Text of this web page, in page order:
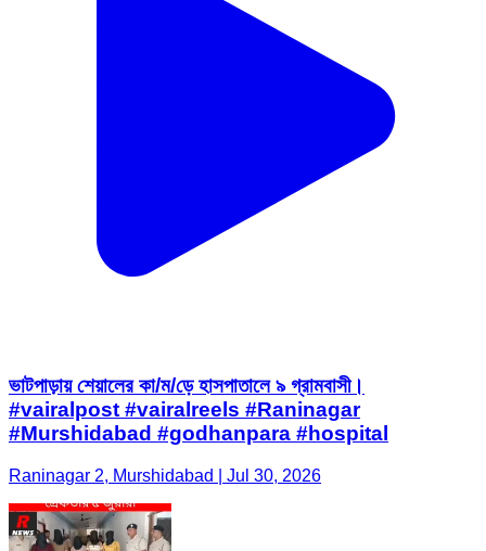
ভাটপাড়ায় শেয়ালের কা/ম/ড়ে হাসপাতালে ৯ গ্রামবাসী।
#vairalpost #vairalreels #Raninagar
#Murshidabad #godhanpara #hospital
Raninagar 2, Murshidabad | Jul 30, 2026